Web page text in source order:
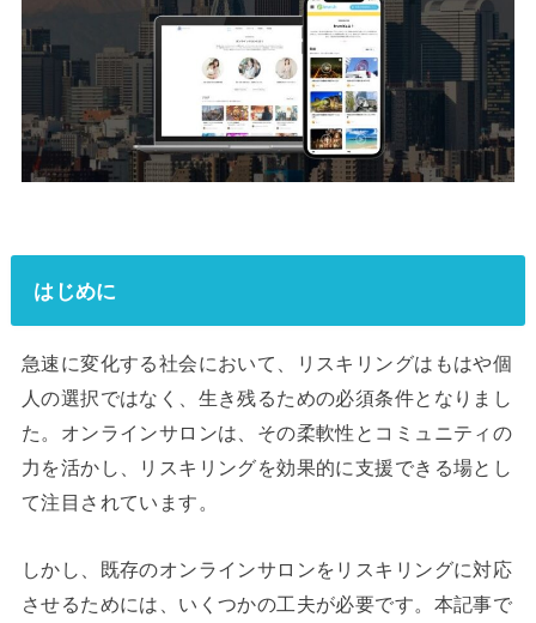
はじめに
急速に変化する社会において、リスキリングはもはや個
人の選択ではなく、生き残るための必須条件となりまし
た。オンラインサロンは、その柔軟性とコミュニティの
力を活かし、リスキリングを効果的に支援できる場とし
て注目されています。
しかし、既存のオンラインサロンをリスキリングに対応
させるためには、いくつかの工夫が必要です。本記事で